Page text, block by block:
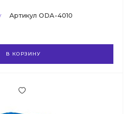
Артикул ODA-4010
В КОРЗИНУ